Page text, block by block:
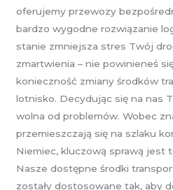
oferujemy przewozy
bardzo wygodne rozwiązanie
stanie zmniejsza stres Twój
zmartwienia – nie powinieneś
konieczność zmiany środków
lotnisko. Decydując się na nas
wolna od problemów. Wobec
przemieszczają się na szlaku
Niemiec, kluczową sprawą jest
Nasze dostępne środki
zostały dostosowane tak, aby